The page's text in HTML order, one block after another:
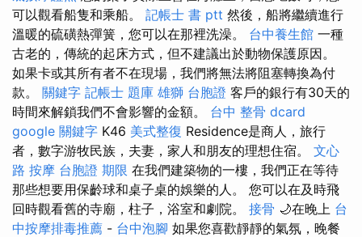
可以觀看船隻和乘船。 記帳士 書 ptt 然後，船將繼續進行
溫暖的硫磺熱彈簧，您可以在那裡洗澡。 台中養生館 一種
古老的，傳統的起床方式，但不建議出於動物保護原因。
如果卡或其所有者不在現場，我們將無法將阻塞轉換為付
款。 關鍵字 記帳士 題庫 雄獅 台胞證 客戶的銀行有30天的
時間來解鎖我們不會影響的金額。 台中 整骨 dcard
google 關鍵字 K46 美式整復 Residence是商人，旅行
者，數字游牧民族，夫妻，家人和朋友的理想住宿。 文心
路 按摩 台胞證 期限 在我們建築物的一樓，我們正在等待
那些想要用保齡球和桌子桌的娛樂的人。 您可以在及時飛
回時觀看舊的寺廟，柱子，浴室和劇院。 接骨 🌙在晚上 台
中按摩排毒推薦 - 台中泡腳 如果您喜歡靜靜的氣氛，晚餐